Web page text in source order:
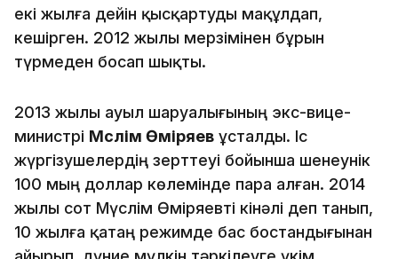
екі жылға дейін қысқартуды мақұлдап,
кешірген. 2012 жылы мерзімінен бұрын
түрмеден босап шықты.
2013 жылы ауыл шаруалығының экс-вице-
министрі Мүслім Өміряев ұсталды. Іс
жүргізушелердің зерттеуі бойынша шенеунік
100 мың доллар көлемінде пара алған. 2014
жылы сот Мүслім Өміряевті кінәлі деп танып,
10 жылға қатаң режимде бас бостандығынан